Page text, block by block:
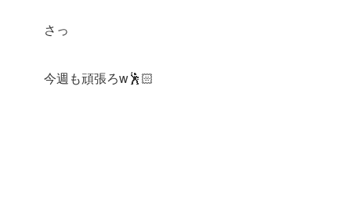
さっ
今週も頑張ろw🕺🏻